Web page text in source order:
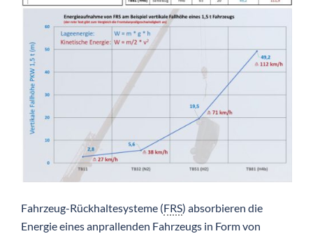
Fahrzeug-Rückhaltesysteme (FRS) absorbieren die
Energie eines anprallenden Fahrzeugs in Form von